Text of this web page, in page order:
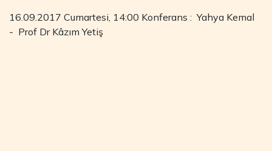
16.09.2017 Cumartesi, 14:00 Konferans : Yahya Kemal
- Prof Dr Kâzım Yetiş